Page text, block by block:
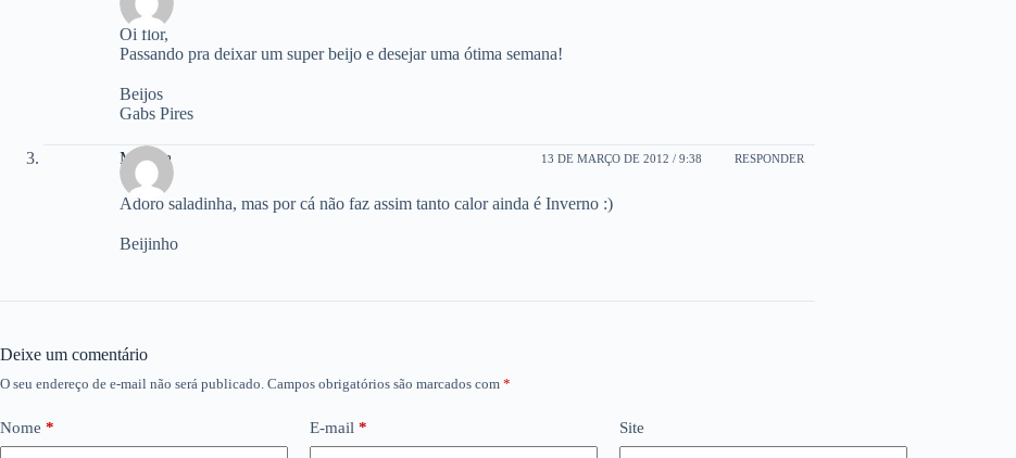
Oi flor,
Passando pra deixar um super beijo e desejar uma ótima semana!
Beijos
Gabs Pires
Mónica 13 DE MARÇO DE 2012 / 9:38 RESPONDER
Adoro saladinha, mas por cá não faz assim tanto calor ainda é Inverno :)
Beijinho
Deixe um comentário
O seu endereço de e-mail não será publicado. Campos obrigatórios são marcados com *
Nome * E-mail * Site